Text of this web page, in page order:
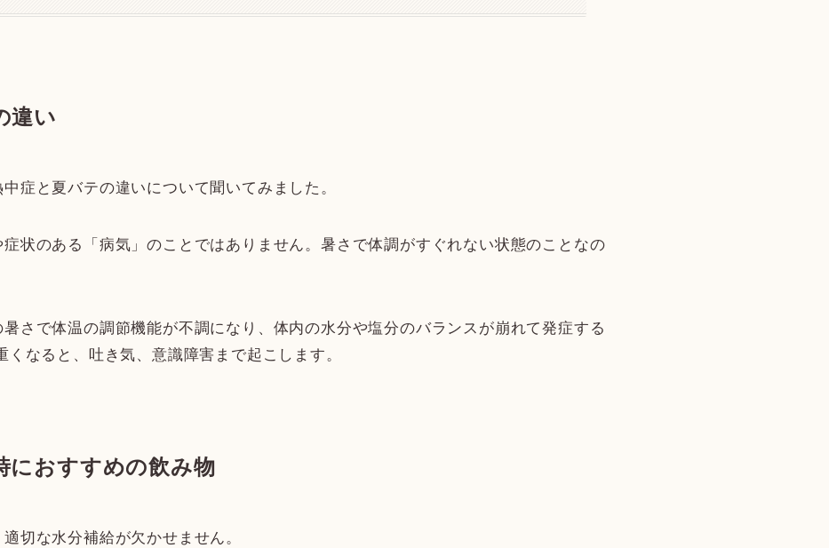
違い
症と夏バテの違いについて聞いてみました。
状のある「病気」のことではありません。暑さで体調がすぐれない状態のことなの
さで体温の調節機能が不調になり、体内の水分や塩分のバランスが崩れて発症する
なると、吐き気、意識障害まで起こします。
におすすめの飲み物
切な水分補給が欠かせません。